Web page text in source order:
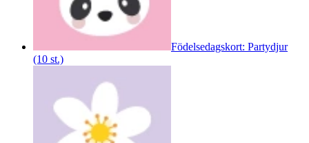
Födelsedagskort: Partydjur
(10 st.)